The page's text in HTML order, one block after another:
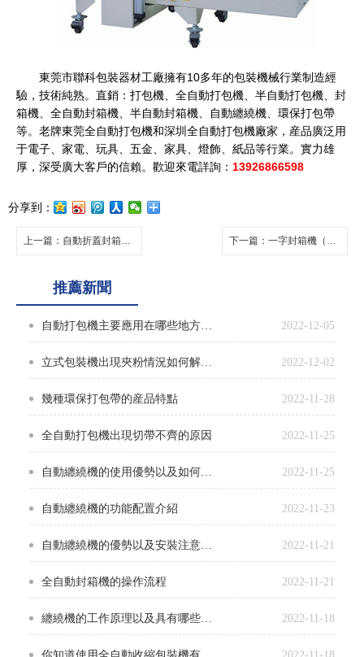
東莞市聯科包裝器材工廠擁有10多年的包裝機械行業制造經
驗，技術純熟。直銷：打包機、全自動打包機、半自動打包機、封
箱機、全自動封箱機、半自動封箱機、自動纏繞機、環保打包帶
等。老牌東莞全自動打包機和深圳全自動打包機廠家，産品廣泛用
于電子、家電、玩具、五金、家具、燈飾、紙品等行業。實力雄
厚，深受廣大客戶的信賴。歡迎來電詳詢： 13926866598
分享到：
上一篇 ：自動折蓋封箱打包一體機FC500+LK301 下一篇：一字封箱機（四驅動）FD-500
推薦新聞
自動打包機主要應用在哪些地方？怎樣使用效果最好？ 2022-12-05
立式包裝機出現夾粉情況如何解決？ 2022-12-02
幾種環保打包帶的産品特點 2022-11-28
全自動打包機出現切帶不齊的原因 2022-11-25
自動纏繞機的使用優勢以及如何延長使用壽命？ 2022-11-25
自動纏繞機的功能配置介紹 2022-11-23
自動纏繞機的優勢以及安裝注意事項 2022-11-21
全自動封箱機的操作流程 2022-11-21
纏繞機的工作原理以及具有哪些特點？ 2022-11-18